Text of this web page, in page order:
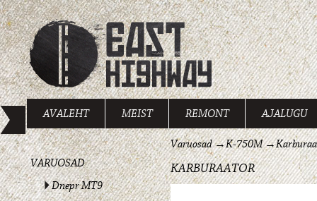
AVALEHT MEIST REMONT AJALUGU
VARUOSAD
Dnepr MT9
Varuosad→K-750M→
KARBURAATOR